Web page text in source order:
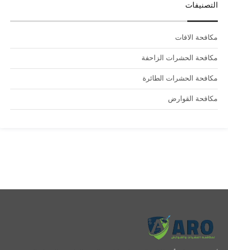
التصنيفات
مكافحة الافات
مكافحة الحشرات الزاحفة
مكافحة الحشرات الطائرة
مكافحة القوارض